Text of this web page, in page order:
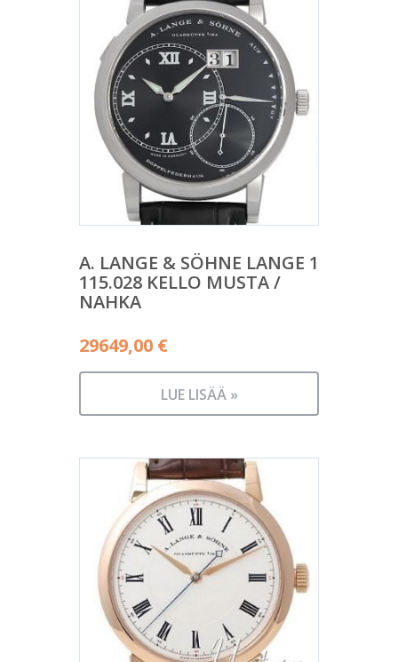
A. LANGE & SÖHNE LANGE 1
115.028 KELLO MUSTA /
NAHKA
29649,00 €
LUE LISÄÄ »